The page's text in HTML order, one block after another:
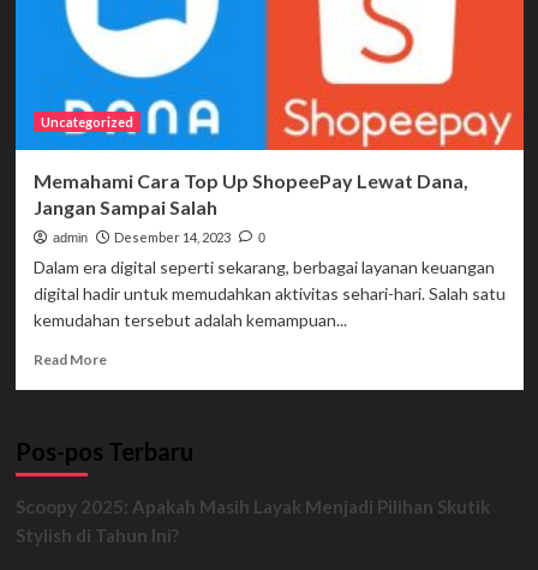
Mengalami
Sendi
Uncategorized
Memahami Cara Top Up ShopeePay Lewat Dana,
Jangan Sampai Salah
admin Desember 14, 2023 0
Dalam era digital seperti sekarang, berbagai layanan keuangan
digital hadir untuk memudahkan aktivitas sehari-hari. Salah satu
kemudahan tersebut adalah kemampuan...
Read MoreRead
Cara
ShopeePay
Lewat
Pos-pos Terbaru
Scoopy 2025: Apakah Masih Layak Menjadi Pilihan Skutik
Stylish di Tahun Ini?